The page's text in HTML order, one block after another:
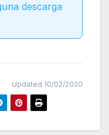
descarga
Updated 10/02/2020